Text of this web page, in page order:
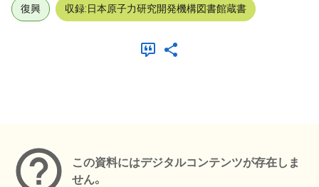
復興 収録:日本原子力研究開発機構図書館蔵書
この資料にはデジタルコンテンツが存在しま
せん。